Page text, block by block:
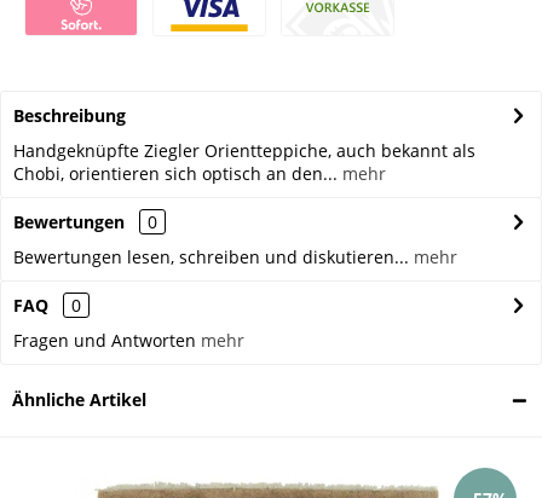
Beschreibung
Handgeknüpfte Ziegler Orientteppiche, auch bekannt als
Chobi, orientieren sich optisch an den... mehr
Bewertungen
0
Bewertungen lesen, schreiben und diskutieren... mehr
FAQ
0
Fragen und Antworten mehr
Ähnliche Artikel